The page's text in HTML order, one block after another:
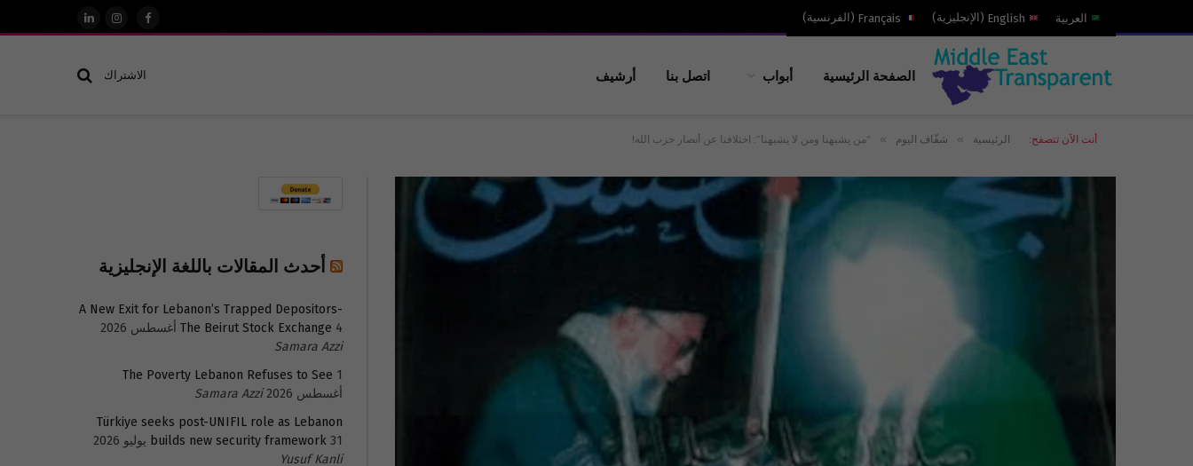
العربية English
( الإنجليزية)
Français
( الفرنسية)
فيسبوكالانستغرام
لينكدإن
الصفحة الرئيسية أبواب اتصل بنا أرشيف الاشتراك
أنت الآن تتصفح: الرئيسية » شفّاف اليوم » “من يشبهنا ومن لا يشبهنا”: اختلافنا عن أنصار حزب الله!
أحدث المقالات باللغة الإنجليزية
A New Exit for Lebanon’s Trapped Depositors-
The Beirut Stock Exchange 4 أغسطس 2026
Samara Azzi
The Poverty Lebanon Refuses to See 1
أغسطس 2026
Samara Azzi
Türkiye seeks post-UNIFIL role as Lebanon
builds new security framework 31 يوليو 2026
Yusuf Kanli